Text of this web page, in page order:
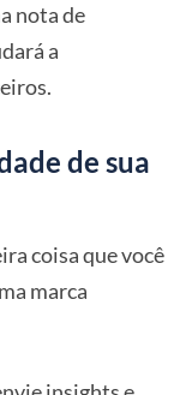
nota de
a
de sua
coisa que você
marca